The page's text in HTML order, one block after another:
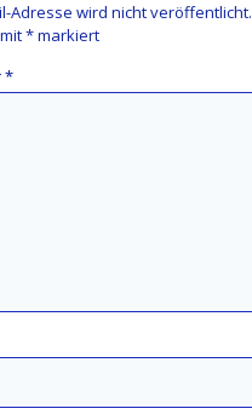
Adresse wird nicht veröffentlicht.
*markiert
*